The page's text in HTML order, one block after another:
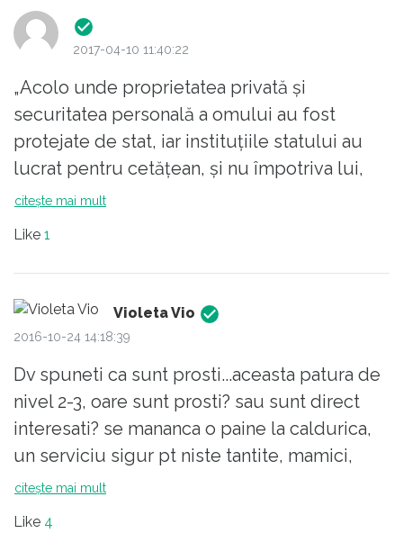
politici curajoși care să împingă aceste
reforme.”
Deci nu e greu?
Totodată, acei oameni politici cutezători vor
răsări taman din solul unde se cultivă -de
către autori și cititori - asemenea povești?
iluziile / comoditățile altora, nu ale noastre...
2017-04-10 11:40:22
„Acolo unde proprietatea privată și
securitatea personală a omului au fost
protejate de stat, iar instituțiile statului au
lucrat pentru cetățean, și nu împotriva lui,
acolo statele au avut succes.”
însă o problemă mică.
La noi nu e Danemarca.
Recunosc: așa ultimă remarcă trădează toate
Urez mult succes (lamentărilor că la noi nu-i
precum la alții) în a schimba - pe la Paștele
cailor - realitatea țării unde cu onor trăim.
citește mai mult
Like 1
Violeta Vio
2016-10-24 14:18:39
Dv spuneti ca sunt prosti...aceasta patura de
nivel 2-3, oare sunt prosti? sau sunt direct
interesati? se mananca o paine la caldurica,
un serviciu sigur pt niste tantite, mamici,
surori, iubite, neveste, ale unor domni
citește mai mult
Like 4